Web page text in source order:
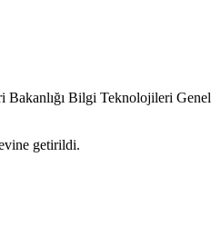
Bakanlığı Bilgi Teknolojileri Genel
getirildi.